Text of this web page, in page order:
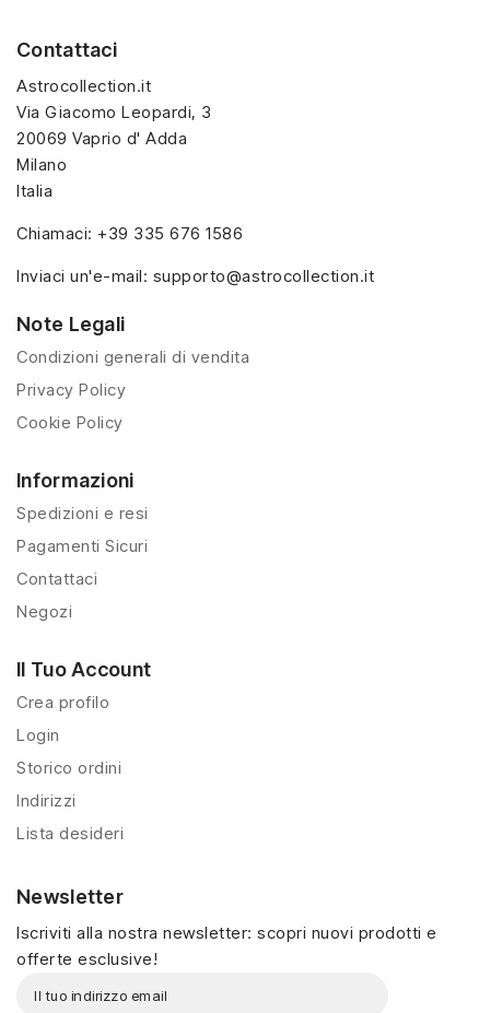
bambini e appassionati
del mondo fantasy.
Disponibile in ovetti
singoli e multipack.
Contattaci
Astrocollection.it
Via Giacomo Leopardi, 3
20069 Vaprio d' Adda
Milano
Italia
Chiamaci: +39 335 676 1586
Inviaci un'e-mail: supporto@astrocollection.it
Note Legali
Condizioni generali di vendita
Privacy Policy
Cookie Policy
Informazioni
Spedizioni e resi
Pagamenti Sicuri
Contattaci
Negozi
Il Tuo Account
Crea profilo
Login
Storico ordini
Indirizzi
Lista desideri
Newsletter
Iscriviti alla nostra newsletter: scopri nuovi prodotti e
offerte esclusive!